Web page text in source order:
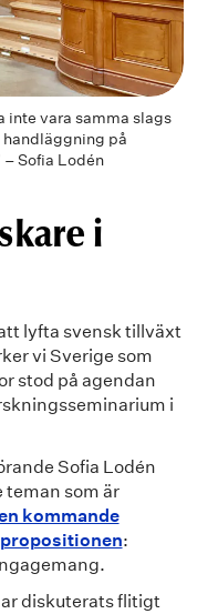
inte vara samma slags
på
– Sofia Lodén
i
lyfta svensk tillväxt
vi Sverige som
stod på agendan
i
Sofia Lodén
teman som är
kommande
:
diskuterats flitigt